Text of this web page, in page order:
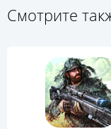
Смотрите